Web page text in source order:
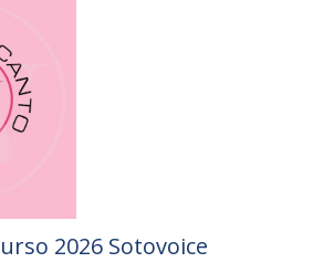
2026 Sotovoice